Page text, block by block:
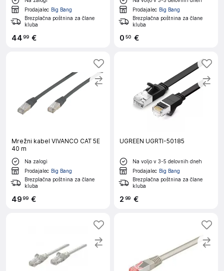
Prodajalec Big Bang
Brezplačna poštnina za člane
kluba
4499 €
Prodajalec Big Bang
Brezplačna poštnina za člane
kluba
0 50 €
Mrežni kabel VIVANCO CAT 5E
40 m
Na zalogi
Prodajalec Big Bang
Brezplačna poštnina za člane
kluba
4999 €
UGREEN UGRTI-50185
Na voljo v 3-5 delovnih dneh
Prodajalec Big Bang
Brezplačna poštnina za člane
kluba
2 99 €